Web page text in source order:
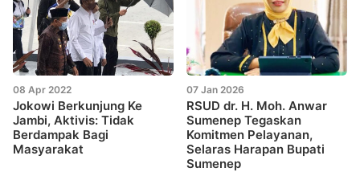
08 Apr 2022
Jokowi Berkunjung Ke
Jambi, Aktivis: Tidak
Berdampak Bagi
Masyarakat
07 Jan 2026
RSUD dr. H. Moh. Anwar
Sumenep Tegaskan
Komitmen Pelayanan,
Selaras Harapan Bupati
Sumenep